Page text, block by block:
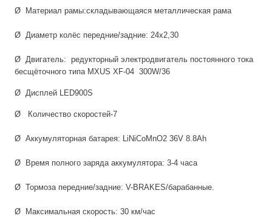
Ø Материал рамы:складывающаяся металлическая рама
Ø Диаметр колёс передние/задние: 24х2,30
Ø Двигатель: редукторный электродвигатель постоянного тока
бесщёточного типа MXUS XF-04 300W/36
Ø Дисплей LED900S
Ø Количество скоростей-7
Ø Аккумуляторная батарея: LiNiCoMnO2 36V 8.8Ah
Ø Время полного заряда аккумулятора: 3-4 часа
Ø Тормоза передние/задние: V-BRAKES/барабанные.
Ø Максимальная скорость: 30 км/час